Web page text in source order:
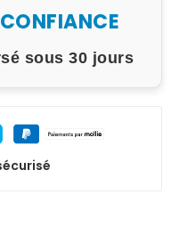
sous 30 jours